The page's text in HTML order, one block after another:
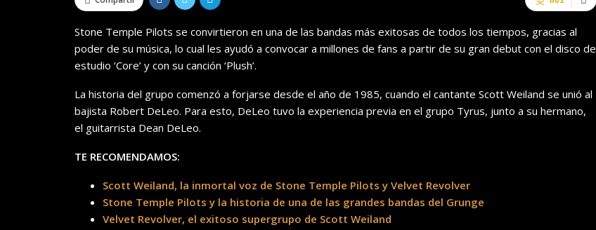
Stone Temple Pilots se convirtieron en una de las bandas más exitosas de todos los tiempos, gracias al
poder de su música, lo cual les ayudó a convocar a millones de fans a partir de su gran debut con el disco de
estudio ‘Core’ y con su canción ‘Plush’.
La historia del grupo comenzó a forjarse desde el año de 1985, cuando el cantante Scott Weiland se unió al
bajista Robert DeLeo. Para esto, DeLeo tuvo la experiencia previa en el grupo Tyrus, junto a su hermano,
el guitarrista Dean DeLeo.
TE RECOMENDAMOS:
Scott Weiland, la inmortal voz de Stone Temple Pilots y Velvet Revolver
Stone Temple Pilots y la historia de una de las grandes bandas del Grunge
Velvet Revolver, el exitoso supergrupo de Scott Weiland